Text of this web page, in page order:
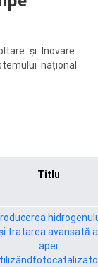
şi Inovare
național
Titlu
tratarea avansată a
apei